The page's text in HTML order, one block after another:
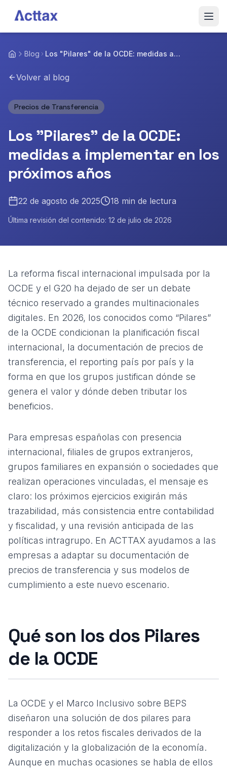
Servicios
Blog
Equipo
Blog
Los "Pilares" de la OCDE: medidas a
Volver al blog
Precios de Transferencia
Los "Pilares" de la OCDE:
medidas a implementar en los
próximos años
22 de agosto de 2025 18 min de lectura
Última revisión del contenido: 12 de julio de 2026
La reforma fiscal internacional impulsada por la
OCDE y el G20 ha dejado de ser un debate
técnico reservado a grandes multinacionales
digitales. En 2026, los conocidos como “Pilares”
de la OCDE condicionan la planificación fiscal
internacional, la documentación de precios de
transferencia, el reporting país por país y la
forma en que los grupos justifican dónde se
genera el valor y dónde deben tributar los
beneficios.
Para empresas españolas con presencia
internacional, filiales de grupos extranjeros,
grupos familiares en expansión o sociedades que
realizan operaciones vinculadas, el mensaje es
claro: los próximos ejercicios exigirán más
trazabilidad, más consistencia entre contabilidad
y fiscalidad, y una revisión anticipada de las
políticas intragrupo. En ACTTAX ayudamos a las
empresas a adaptar su documentación de
precios de transferencia y sus modelos de
cumplimiento a este nuevo escenario.
Qué son los dos Pilares
de la OCDE
La OCDE y el Marco Inclusivo sobre BEPS
diseñaron una solución de dos pilares para
responder a los retos fiscales derivados de la
digitalización y la globalización de la economía.
Aunque en muchas ocasiones se habla de ellos